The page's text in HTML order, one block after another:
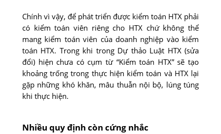
Chính vì vậy, để phát triển được kiểm toán HTX phải
có kiểm toán viên riêng cho HTX chứ không thể
mang kiểm toán viên của doanh nghiệp vào kiểm
toán HTX. Trong khi trong Dự thảo Luật HTX (sửa
đổi) hiện chưa có cụm từ “Kiểm toán HTX” sẽ tạo
khoảng trống trong thực hiện kiểm toán và HTX lại
gặp những khó khăn, mâu thuẫn nội bộ, lúng túng
khi thực hiện.
Nhiều quy định còn cứng nhắc